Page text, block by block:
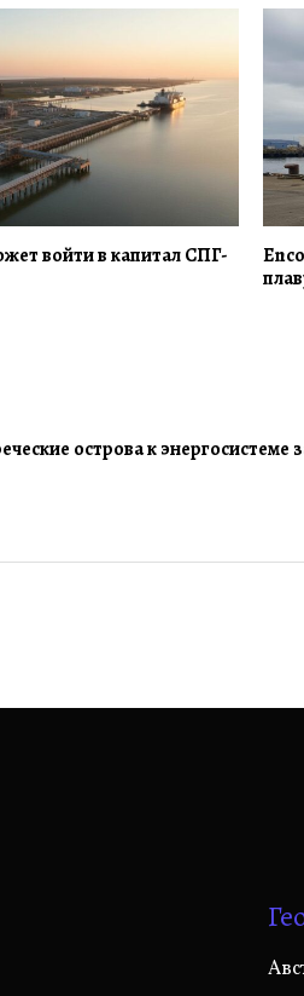
войти в капитал СПГ-
острова к энергосистеме